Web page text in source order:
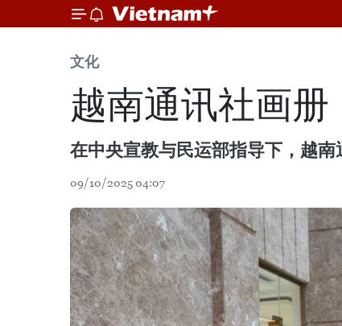
文化
越南通讯社画
在中央宣教与民运部指导下，越
09/10/2025 04:07